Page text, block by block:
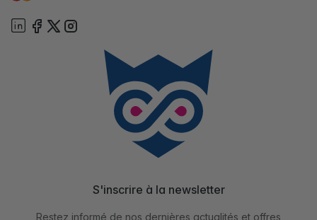
S'inscrire à la newsletter
Restez informé de nos dernières actualités et offres